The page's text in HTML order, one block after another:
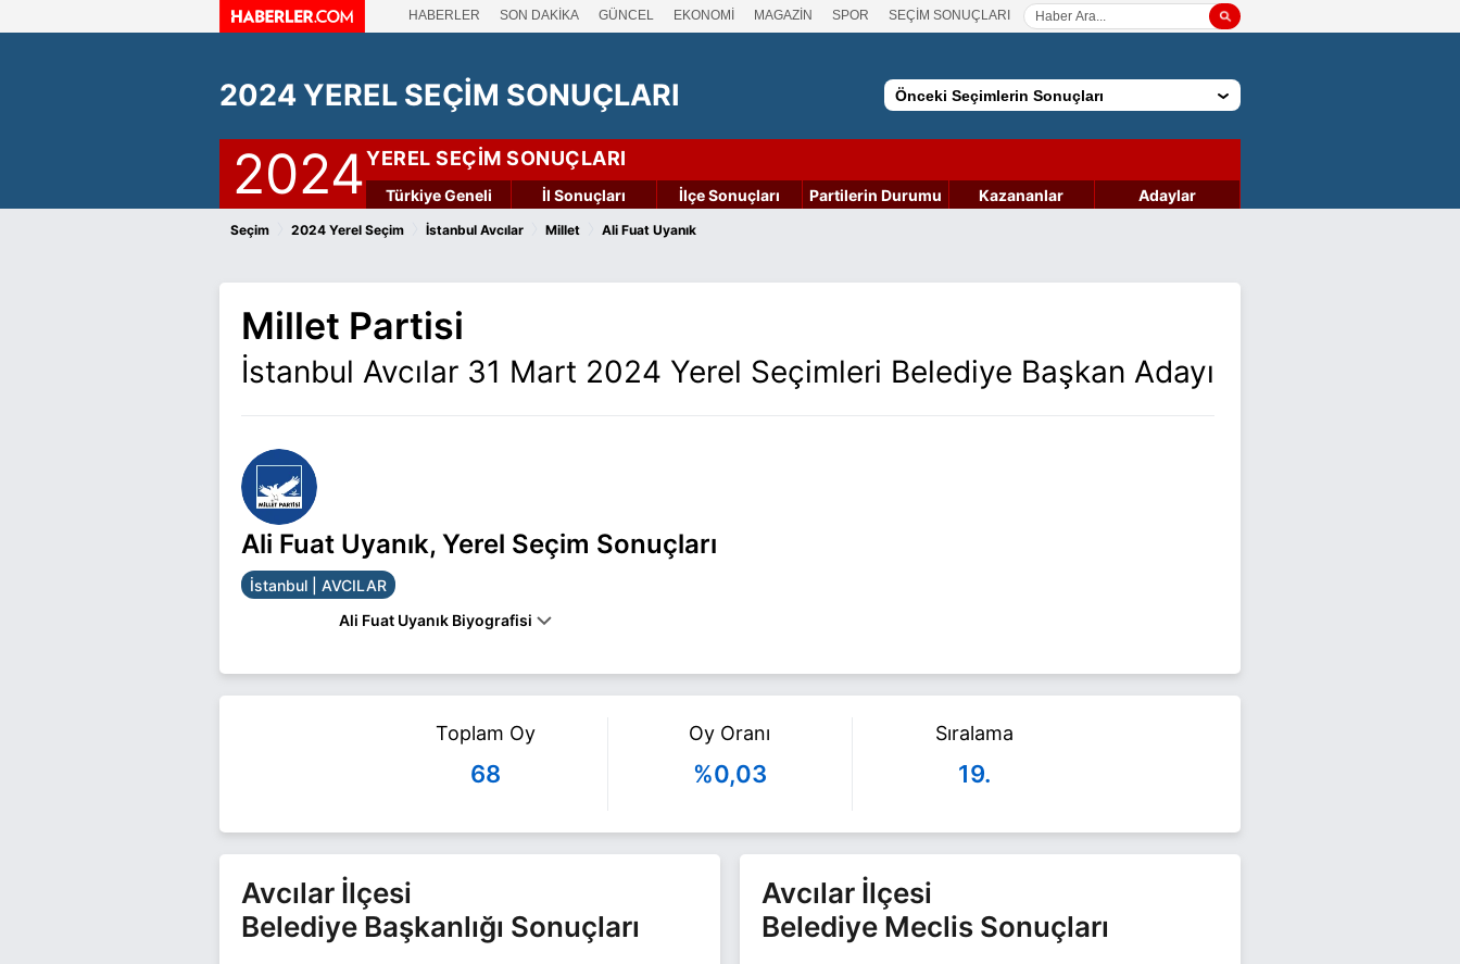
HABERLER SON DAKİKA GÜNCEL EKONOMİ MAGAZİN SPOR SEÇİM SONUÇLARI
2024 YEREL SEÇİM SONUÇLARI Önceki Seçimlerin Sonuçları
2024YEREL SEÇİM SONUÇLARI
Türkiye Geneli İl Sonuçları İlçe Sonuçları Partilerin Durumu Kazananlar Adaylar
Seçim 2024 Yerel Seçim İstanbul Avcılar Millet Ali Fuat Uyanık
Millet Partisi
İstanbul Avcılar 31 Mart 2024 Yerel Seçimleri Belediye Başkan Adayı
Ali Fuat Uyanık, Yerel Seçim Sonuçları
İstanbul | AVCILAR
Ali Fuat Uyanık Biyografisi
Uyanık ile ilgili daha fazla bilgi için
Ali Fuat Uyanık Haberleri
Toplam Oy
68
Oy Oranı
%0,03
Sıralama
19.
Avcılar İlçesi
Belediye Başkanlığı Sonuçları
Avcılar İlçesi
Belediye Meclis Sonuçları